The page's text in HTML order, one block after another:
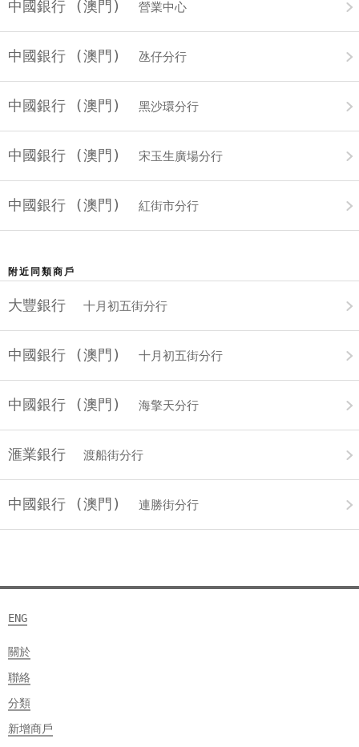
中國銀行 (澳門) 營業中心
中國銀行 (澳門) 氹仔分行
中國銀行 (澳門) 黑沙環分行
中國銀行 (澳門) 宋玉生廣場分行
中國銀行 (澳門) 紅街市分行
附近同類商戶
大豐銀行 十月初五街分行
中國銀行 (澳門) 十月初五街分行
中國銀行 (澳門) 海擎天分行
滙業銀行 渡船街分行
中國銀行 (澳門) 連勝街分行
ENG
關於
聯絡
分類
新增商戶